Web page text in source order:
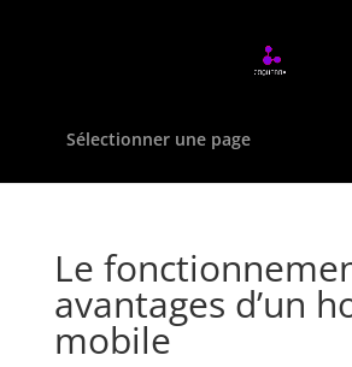
Sélectionner une page
Le
avantages d’un
mobile